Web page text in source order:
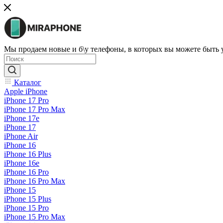
Мы продаем новые и б\у телефоны, в которых вы можете быть
Каталог
Apple iPhone
iPhone 17 Pro
iPhone 17 Pro Max
iPhone 17e
iPhone 17
iPhone Air
iPhone 16
iPhone 16 Plus
iPhone 16e
iPhone 16 Pro
iPhone 16 Pro Max
iPhone 15
iPhone 15 Plus
iPhone 15 Pro
iPhone 15 Pro Max